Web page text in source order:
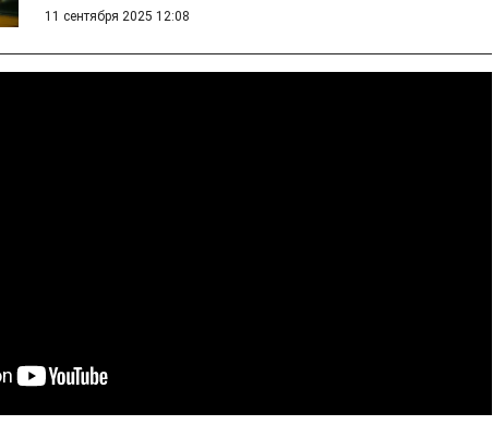
11 сентября 2025 12:08